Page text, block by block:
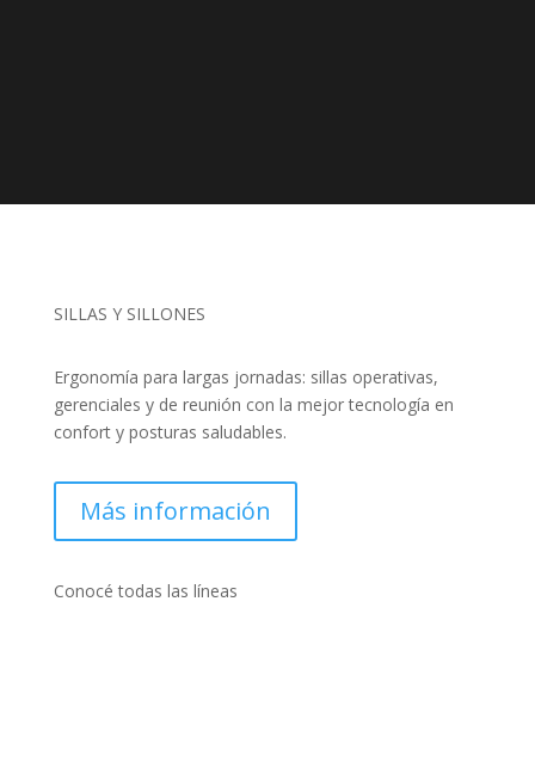
SILLAS Y SILLONES
Ergonomía para largas jornadas: sillas operativas,
gerenciales y de reunión con la mejor tecnología en
confort y posturas saludables.
Más información
Conocé todas las líneas